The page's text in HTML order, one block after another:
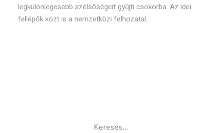
legkülönlegesebb szélsőségeit gyűjti csokorba. Az idei
fellépők közt is a nemzetközi felhozatal...